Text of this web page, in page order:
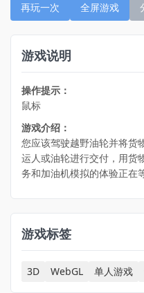
再玩一次 全屏游戏
游戏说明
操作提示：
鼠标
游戏介绍：
您应该驾驶越野油轮并将货
运人或油轮进行交付，用货
务和加油机模拟的体验正在
游戏标签
3D WebGL 单人游戏